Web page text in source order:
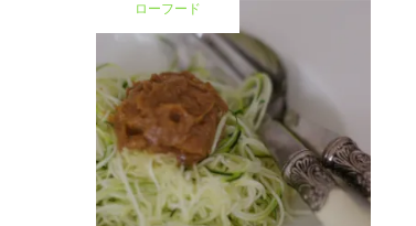
ローフード